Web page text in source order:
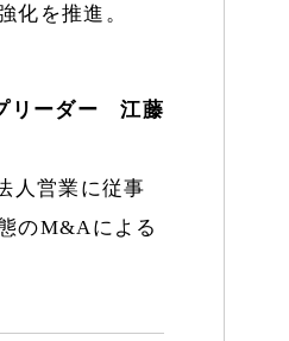
化を推進。
リーダー 江藤
人営業に従事
のM&Aによる